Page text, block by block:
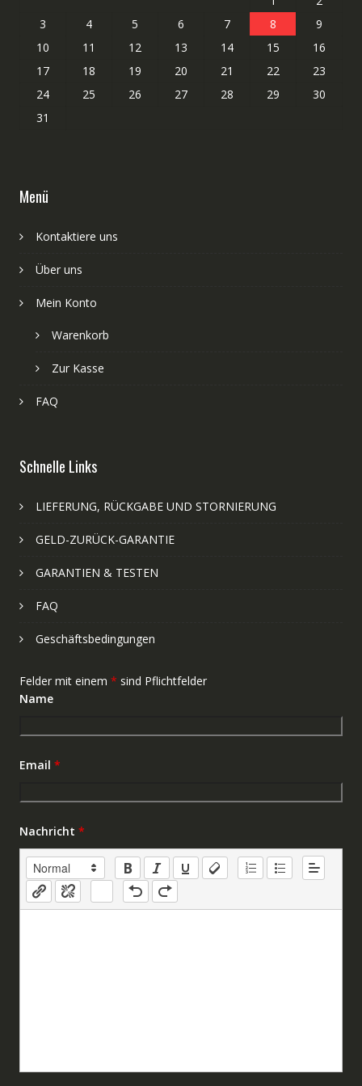
3
4 5 6 7 8
9
10
11 12 13 14 15
16
17
18 19 20 21 22
23
24
25 26 27 28 29
30
31
Menü
Kontaktiere uns
Über uns
Mein Konto
Warenkorb
Zur Kasse
FAQ
Schnelle Links
LIEFERUNG, RÜCKGABE UND STORNIERUNG
GELD-ZURÜCK-GARANTIE
GARANTIEN & TESTEN
FAQ
Geschäftsbedingungen
Felder mit einem * sind Pflichtfelder
Name
Email *
Nachricht *